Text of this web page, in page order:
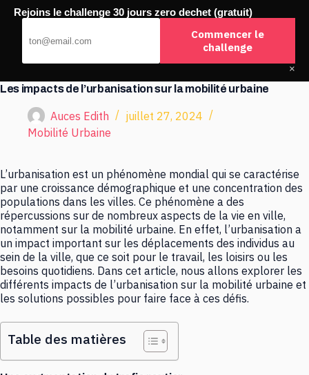
Passer
Les impacts de l’urbanisation sur la mobilité urbaine
Auces Edith
juillet 27, 2024
Mobilité Urbaine
L’urbanisation est un phénomène mondial qui se caractérise
par une croissance démographique et une concentration des
populations dans les villes. Ce phénomène a des
répercussions sur de nombreux aspects de la vie en ville,
notamment sur la mobilité urbaine. En effet, l’urbanisation a
un impact important sur les déplacements des individus au
sein de la ville, que ce soit pour le travail, les loisirs ou les
besoins quotidiens. Dans cet article, nous allons explorer les
différents impacts de l’urbanisation sur la mobilité urbaine et
les solutions possibles pour faire face à ces défis.
Table des matières
Rejoins le challenge 30 jours zero dechet (gratuit)
Commencer le
challenge
×